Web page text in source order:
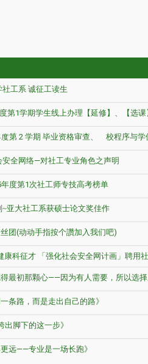
社工系 诚征工读生
度第1学期学生线上办理【延修】、【选
度第 2 学期 毕业资格审查、離校程序与
安全网络—对社工专业角色之声明
年度第1次社工师专技高考榜单
~亚大社工系获硕士论文奖佳作
团(动动手指按个讚加入我们吧)
康科征才 「强化社会安全网计画」聘用
最初那颗心——因为有人需要，所以选择
条路，而是走出自己的路》
出脚下的这一步》
远——专业是一场长跑》